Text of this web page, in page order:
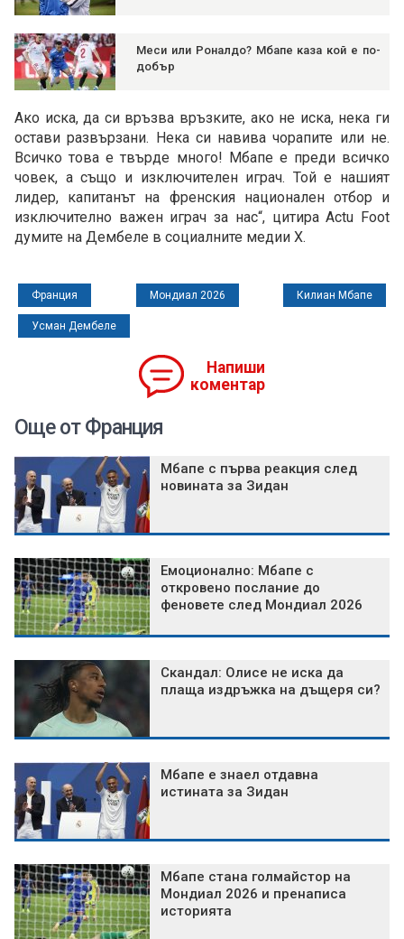
Меси или Роналдо? Мбапе каза кой е по-
добър
Ако иска, да си връзва връзките, ако не иска, нека ги
остави развързани. Нека си навива чорапите или не.
Всичко това е твърде много! Мбапе е преди всичко
човек, а също и изключителен играч. Той е нашият
лидер, капитанът на френския национален отбор и
изключително важен играч за нас“, цитира Actu Foot
думите на Дембеле в социалните медии X.
Франция Мондиал 2026 Килиан Мбапе
Усман Дембеле
Напиши
коментар
Още от Франция
Мбапе с първа реакция след
новината за Зидан
Емоционално: Мбапе с
откровено послание до
феновете след Мондиал 2026
Скандал: Олисе не иска да
плаща издръжка на дъщеря си?
Мбапе е знаел отдавна
истината за Зидан
Мбапе стана голмайстор на
Мондиал 2026 и пренаписа
историята